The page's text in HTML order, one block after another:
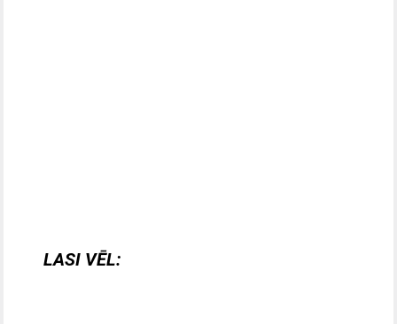
LASI VĒL: